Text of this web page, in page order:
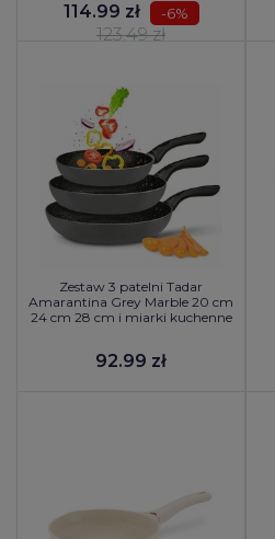
114.99 zł -6%
123.49 zł
Zestaw 3 patelni Tadar
Amarantina Grey Marble 20 cm
24 cm 28 cm i miarki kuchenne
92.99 zł